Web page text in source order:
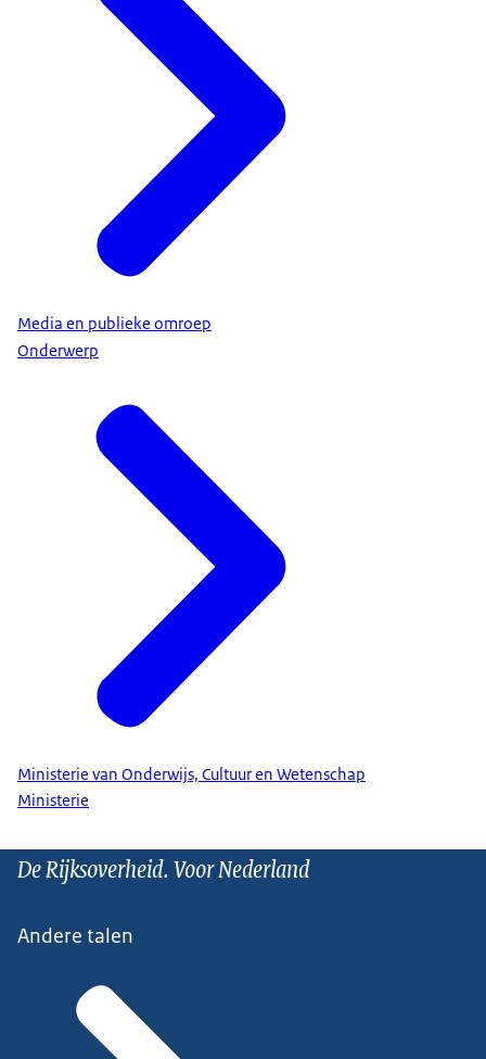
Media en publieke omroep
Onderwerp
Ministerie van Onderwijs, Cultuur en Wetenschap
Ministerie
De Rijksoverheid. Voor Nederland
Andere talen